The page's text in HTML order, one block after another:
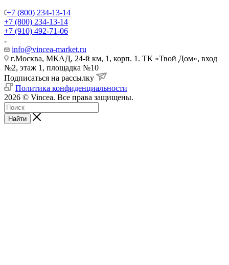
+7 (800) 234-13-14
+7 (800) 234-13-14
+7 (910) 492-71-06
info@vincea-market.ru
г.Москва, МКАД, 24-й км, 1, корп. 1. ТК «Твой Дом», вход
№2, этаж 1, площадка №10
Подписаться на рассылку
Политика конфиденциальности
2026 © Vincea. Все права защищены.
Найти